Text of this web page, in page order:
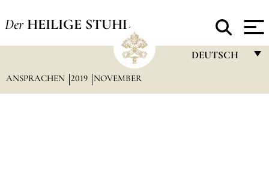
Der HEILIGE STUHL
DEUTSCH
ANSPRACHEN 2019 NOVEMBER